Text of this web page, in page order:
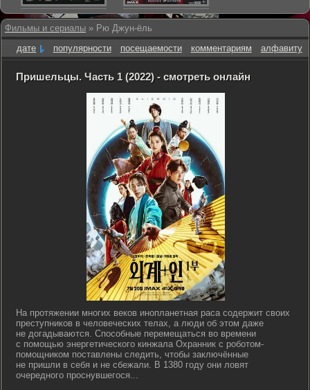
Фильмы и сериалы » Рю Джун-ёль
дате
популярности посещаемости комментариям алфавиту
Пришельцы. Часть 1 (2022) - смотреть онлайн
На протяжении многих веков инопланетная раса содержит своих
преступников в человеческих телах, а люди об этом даже
не догадываются. Способные перемещаться во времени
с помощью энергетического кинжала Охранник с роботом-
помощником поставлены следить, чтобы заключённые
не пришли в себя и не сбежали. В 1380 году они ловят
очередного проснувшегося...